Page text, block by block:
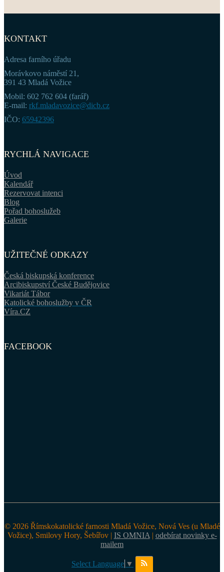
KONTAKT
Adresa farního úřadu
Morávkovo náměstí 21,
391 43 Mladá Vožice
Mobil: 602 762 604 (farář)
E-mail: rkf.mladavozice@dicb.cz
IČO: 65942396
RYCHLÁ NAVIGACE
Úvod
Kalendář
Rezervovat intenci
Blog
Pořad bohoslužeb
Galerie
UŽITEČNÉ ODKAZY
Česká biskupská konference
Arcibiskupství České Budějovice
Vikariát Tábor
Katolické bohoslužby v ČR
Víra.CZ
FACEBOOK
© 2026 Římskokatolické farnosti Mladá Vožice, Nová Ves (u Mladé
Vožice), Smilovy Hory, Šebířov | IS OMNIA | odebírat novinky e-
mailem
Select Language ▼